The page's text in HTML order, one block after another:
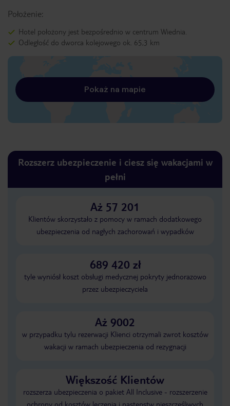
Położenie:
Hotel położony jest bezpośrednio w centrum Wiednia.
Odległość do dworca kolejowego ok. 65,3 km
Pokaż na mapie
Rozszerz ubezpieczenie i ciesz się wakacjami w
pełni
Aż 57 201
Klientów skorzystało z pomocy w ramach dodatkowego
ubezpieczenia od nagłych zachorowań i wypadków
689 420 zł
tyle wyniósł koszt obsługi medycznej pokryty jednorazowo
przez ubezpieczyciela
Aż 9002
w przypadku tylu rezerwacji Klienci otrzymali zwrot kosztów
wakacji w ramach ubezpieczenia od rezygnacji
Większość Klientów
rozszerza ubezpieczenia o pakiet All Inclusive - rozszerzenie
ochrony od kosztów leczenia i następstw nieszczęśliwych